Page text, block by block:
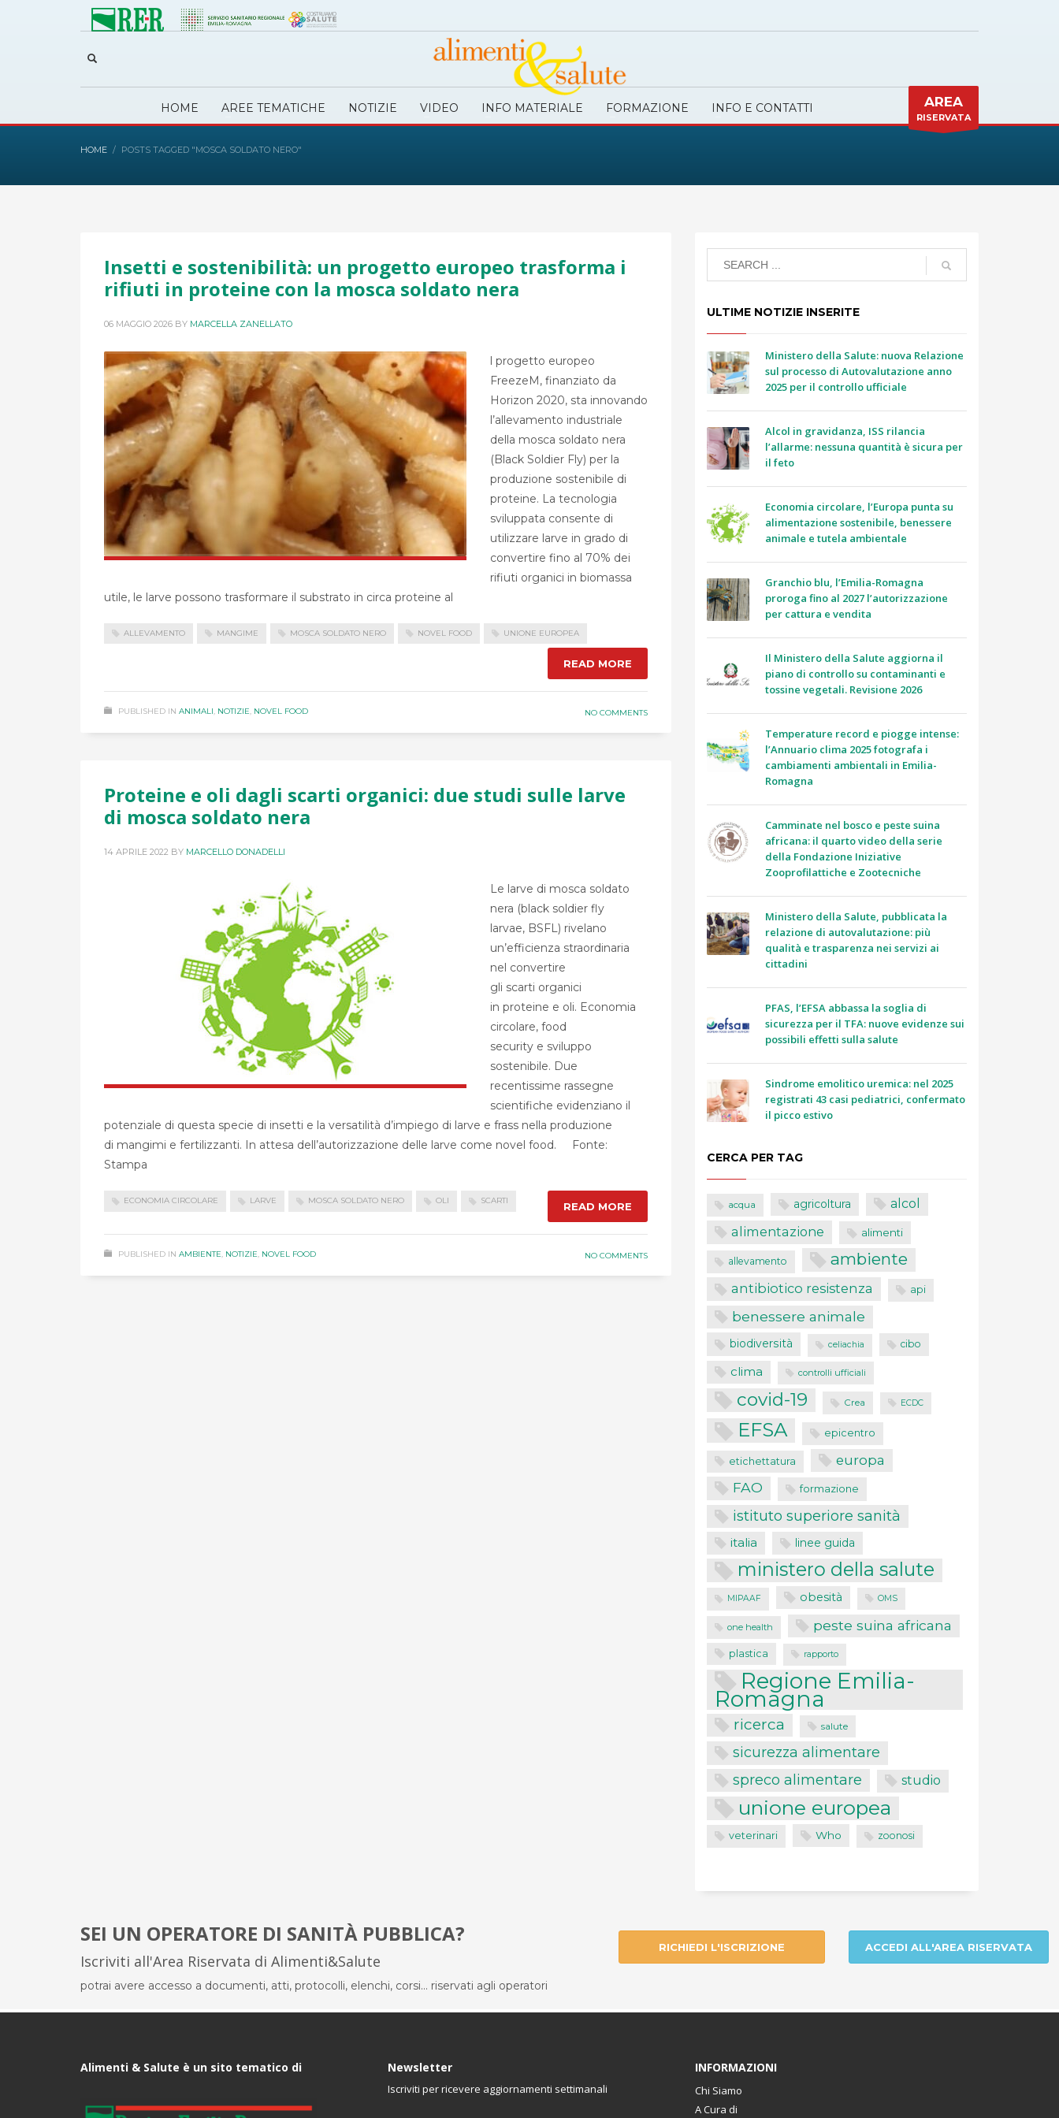
HOME AREE TEMATICHE NOTIZIE VIDEO INFO MATERIALE FORMAZIONE INFO E CONTATTI AREA
RISERVATA
HOME POSTS TAGGED "MOSCA SOLDATO NERO"
Insetti e sostenibilità: un progetto europeo trasforma i
rifiuti in proteine con la mosca soldato nera
06 MAGGIO 2026 BY MARCELLA ZANELLATO
l progetto europeo
FreezeM, finanziato da
Horizon 2020, sta innovando
l’allevamento industriale
della mosca soldato nera
(Black Soldier Fly) per la
produzione sostenibile di
proteine. La tecnologia
sviluppata consente di
utilizzare larve in grado di
convertire fino al 70% dei
rifiuti organici in biomassa
utile, le larve possono trasformare il substrato in circa proteine al
ALLEVAMENTO MANGIME MOSCA SOLDATO NERO NOVEL FOOD UNIONE EUROPEA
READ MORE
PUBLISHED IN ANIMALI, NOTIZIE, NOVEL FOOD NO COMMENTS
Proteine e oli dagli scarti organici: due studi sulle larve
di mosca soldato nera
14 APRILE 2022 BY MARCELLO DONADELLI
Le larve di mosca soldato
nera (black soldier fly
larvae, BSFL) rivelano
un’efficienza straordinaria
nel convertire
gli scarti organici
in proteine e oli. Economia
circolare, food
security e sviluppo
sostenibile. Due
recentissime rassegne
scientifiche evidenziano il
potenziale di questa specie di insetti e la versatilità d’impiego di larve e frass nella produzione
di mangimi e fertilizzanti. In attesa dell’autorizzazione delle larve come novel food. Fonte:
Stampa
ECONOMIA CIRCOLARE LARVE MOSCA SOLDATO NERO OLI SCARTI READ MORE
PUBLISHED IN AMBIENTE, NOTIZIE, NOVEL FOOD NO COMMENTS
ULTIME NOTIZIE INSERITE
Ministero della Salute: nuova Relazione
sul processo di Autovalutazione anno
2025 per il controllo ufficiale
Alcol in gravidanza, ISS rilancia
l’allarme: nessuna quantità è sicura per
il feto
Economia circolare, l’Europa punta su
alimentazione sostenibile, benessere
animale e tutela ambientale
Granchio blu, l’Emilia-Romagna
proroga fino al 2027 l’autorizzazione
per cattura e vendita
Il Ministero della Salute aggiorna il
piano di controllo su contaminanti e
tossine vegetali. Revisione 2026
Temperature record e piogge intense:
l’Annuario clima 2025 fotografa i
cambiamenti ambientali in Emilia-
Romagna
Camminate nel bosco e peste suina
africana: il quarto video della serie
della Fondazione Iniziative
Zooprofilattiche e Zootecniche
Ministero della Salute, pubblicata la
relazione di autovalutazione: più
qualità e trasparenza nei servizi ai
cittadini
PFAS, l’EFSA abbassa la soglia di
sicurezza per il TFA: nuove evidenze sui
possibili effetti sulla salute
Sindrome emolitico uremica: nel 2025
registrati 43 casi pediatrici, confermato
il picco estivo
CERCA PER TAG
acqua agricoltura alcol
alimentazione alimenti
allevamento ambiente
antibiotico resistenza api
benessere animale
biodiversità celiachia cibo
clima controlli ufficiali
covid-19 Crea ECDC
EFSA epicentro
etichettatura europa
FAO formazione
istituto superiore sanità
italia linee guida
ministero della salute
MIPAAF obesità OMS
one health peste suina africana
plastica rapporto
Regione Emilia-
Romagna
ricerca salute
sicurezza alimentare
spreco alimentare studio
unione europea
veterinari Who zoonosi
SEI UN OPERATORE DI SANITÀ PUBBLICA?
Iscriviti all'Area Riservata di Alimenti&Salute
potrai avere accesso a documenti, atti, protocolli, elenchi, corsi... riservati agli operatori
RICHIEDI L'ISCRIZIONE ACCEDI ALL'AREA RISERVATA
Alimenti & Salute è un sito tematico di Newsletter
Iscriviti per ricevere aggiornamenti settimanali
INFORMAZIONI
Chi Siamo
A Cura di